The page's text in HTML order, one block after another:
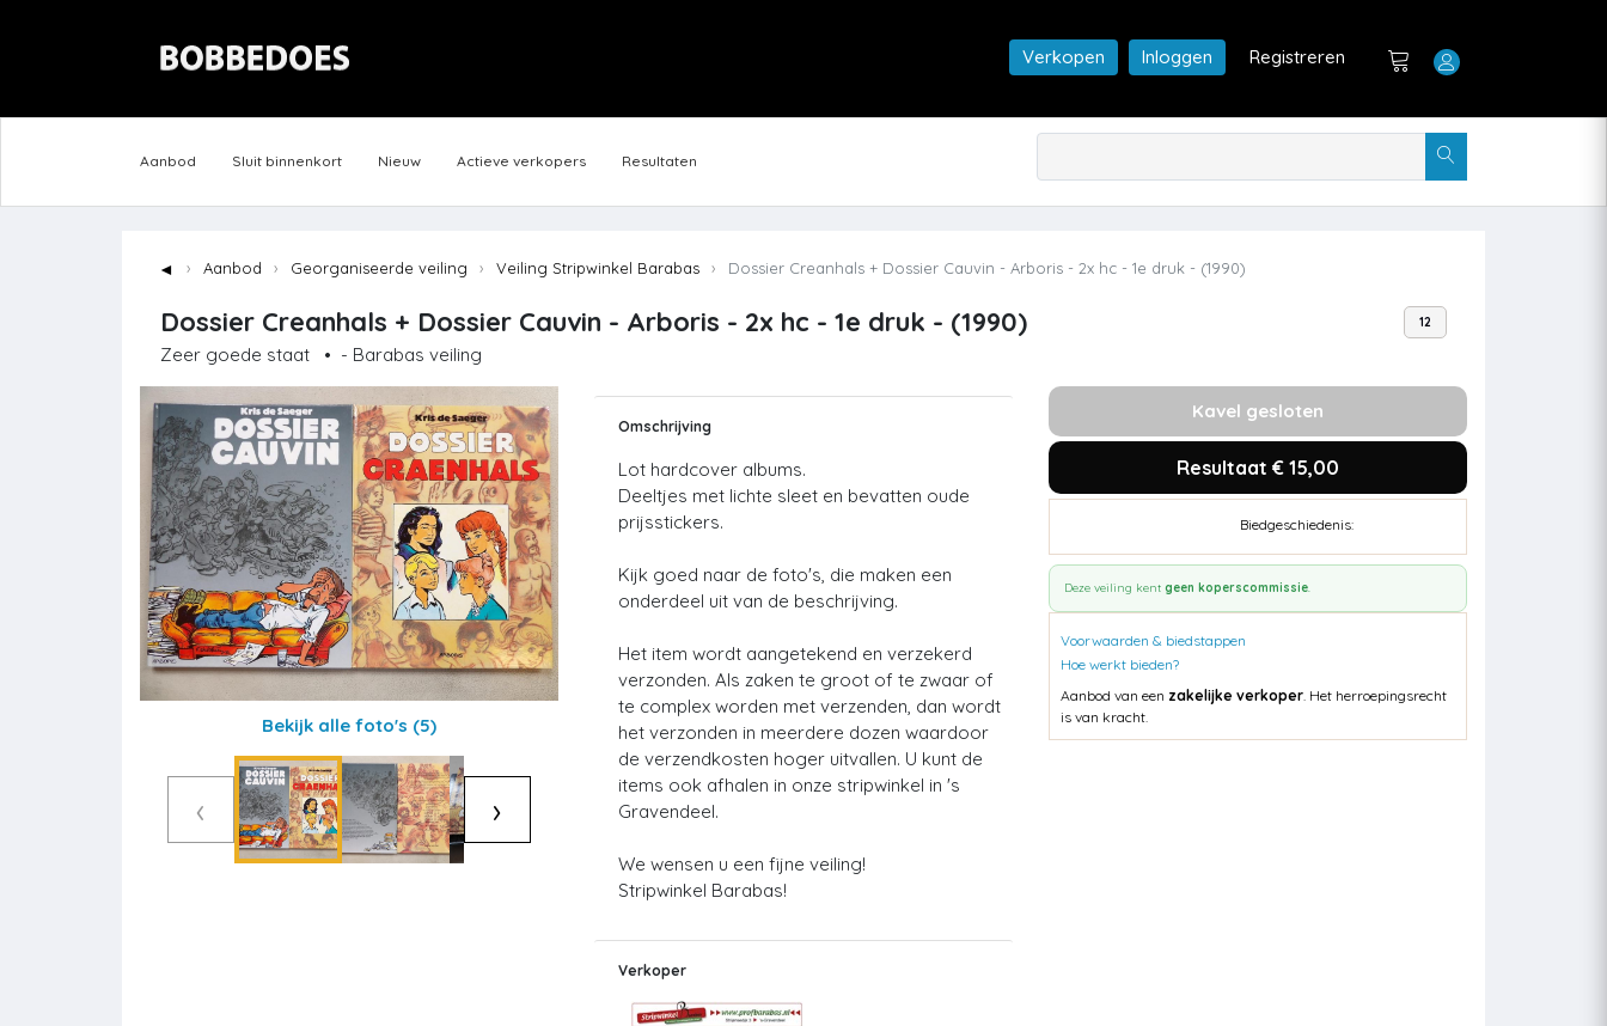
Verkopen Inloggen Registreren
Aanbod Sluit binnenkort Nieuw Actieve verkopers Resultaten
◄ Aanbod Georganiseerde veiling Veiling Stripwinkel Barabas Dossier Creanhals + Dossier Cauvin - Arboris - 2x hc - 1e druk - (1990)
Dossier Creanhals + Dossier Cauvin - Arboris - 2x hc - 1e druk - (1990)
Zeer goede staat • - Barabas veiling
12
Bekijk alle foto's (5)
‹ ›
Omschrijving
Lot hardcover albums.
Deeltjes met lichte sleet en bevatten oude
prijsstickers.
Kijk goed naar de foto's, die maken een
onderdeel uit van de beschrijving.
Het item wordt aangetekend en verzekerd
verzonden. Als zaken te groot of te zwaar of
te complex worden met verzenden, dan wordt
het verzonden in meerdere dozen waardoor
de verzendkosten hoger uitvallen. U kunt de
items ook afhalen in onze stripwinkel in 's
Gravendeel.
We wensen u een fijne veiling!
Stripwinkel Barabas!
Verkoper
Kavel gesloten
Resultaat € 15,00
Biedgeschiedenis:
Deze veiling kent geen koperscommissie.
Voorwaarden & biedstappen
Hoe werkt bieden?
Aanbod van een zakelijke verkoper. Het herroepingsrecht
is van kracht.